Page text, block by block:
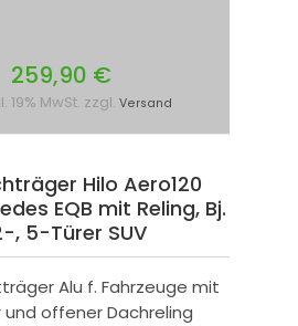
259,90 €
19% MwSt. zzgl. Versand
Hilo Aero120
EQB mit Reling, Bj.
, 5-Türer SUV
Alu f. Fahrzeuge mit
offener Dachreling